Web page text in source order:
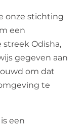
onze stichting
een
streek Odisha,
gegeven aan
om dat
te
een